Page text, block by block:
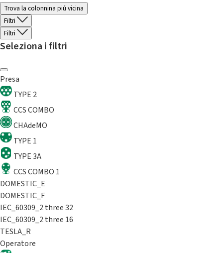
Trova la colonnina piú vicina
Filtri
Filtri
Seleziona i filtri
Presa
TYPE 2
CCS COMBO
CHAdeMO
TYPE 1
TYPE 3A
CCS COMBO 1
DOMESTIC_E
DOMESTIC_F
IEC_60309_2 three 32
IEC_60309_2 three 16
TESLA_R
Operatore